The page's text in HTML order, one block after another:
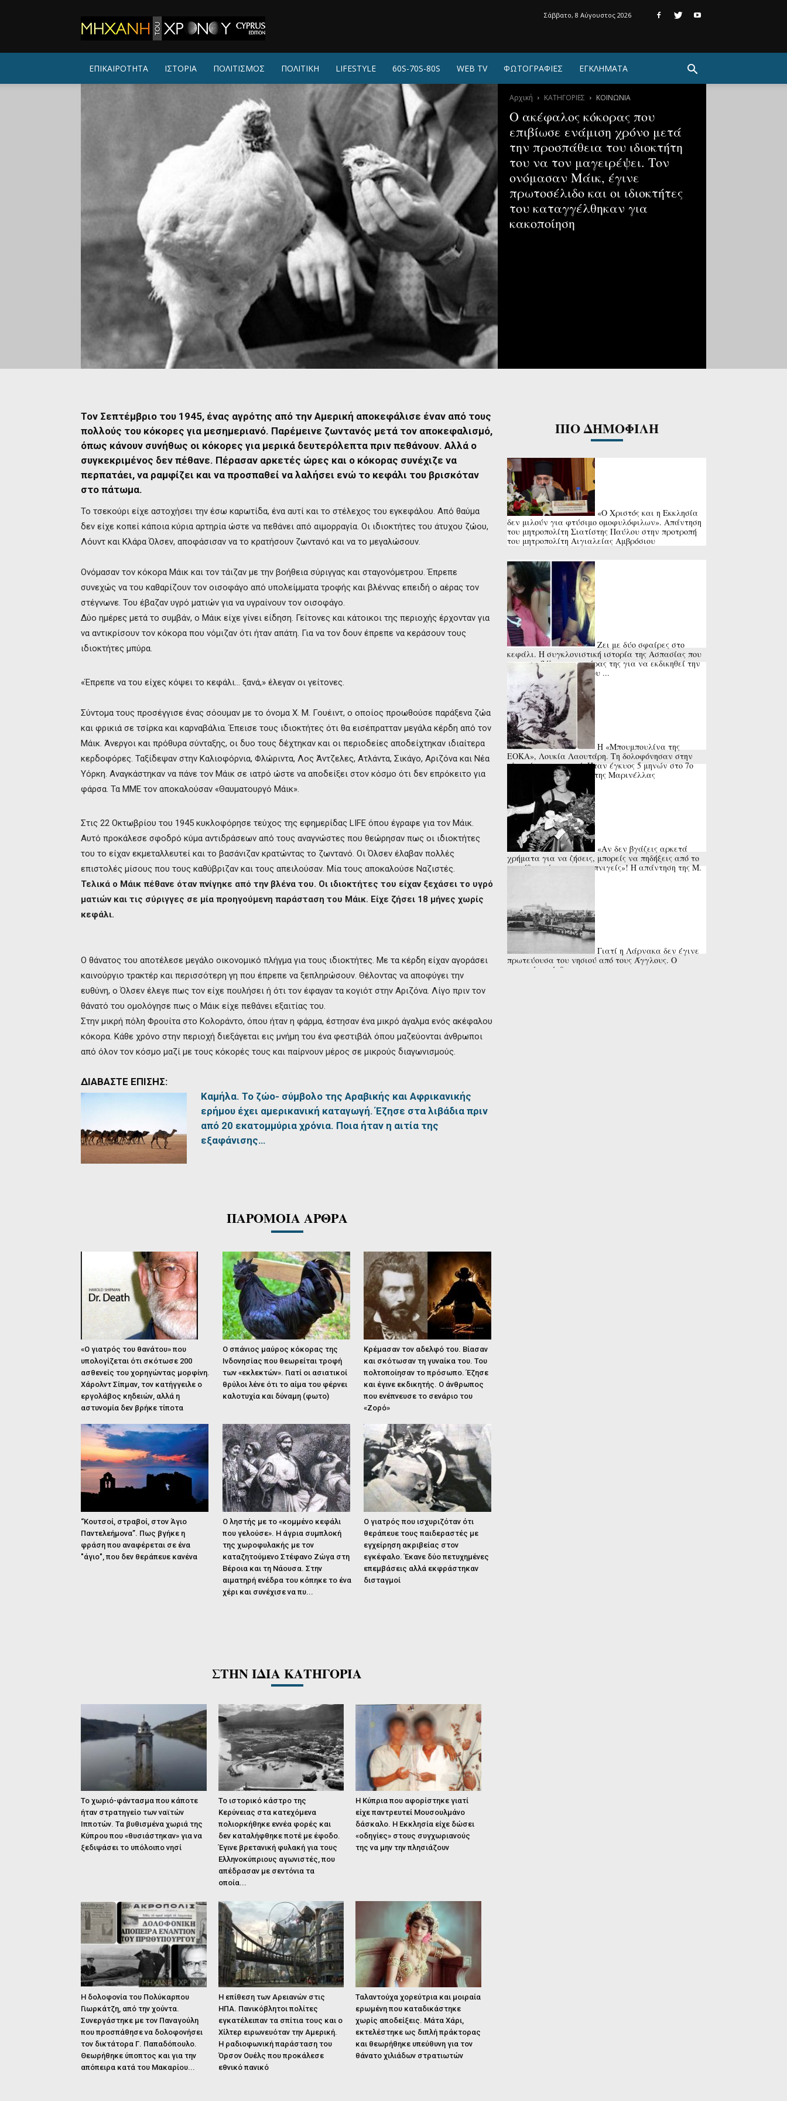
ΤΟΥ
ΧΡΟΝΟΥ
Σάββατο, 8 Αύγουστος 2026
ΕΠΙΚΑΙΡΟΤΗΤΑ ΙΣΤΟΡΙΑ ΠΟΛΙΤΙΣΜΟΣ ΠΟΛΙΤΙΚΗ LIFESTYLE 60S-70S-80S WEB TV ΦΩΤΟΓΡΑΦΙΕΣ ΕΓΚΛΗΜΑΤΑ
Αρχική ΚΑΤΗΓΟΡΙΕΣ ΚΟΙΝΩΝΙΑ
Ο ακέφαλος κόκορας που
επιβίωσε ενάμιση χρόνο μετά
την προσπάθεια του ιδιοκτήτη
του να τον μαγειρέψει. Τον
ονόμασαν Μάικ, έγινε
πρωτοσέλιδο και οι ιδιοκτήτες
του καταγγέλθηκαν για
κακοποίηση
Τον Σεπτέμβριο του 1945, ένας αγρότης από την Αμερική αποκεφάλισε έναν από τους
πολλούς του κόκορες για μεσημεριανό. Παρέμεινε ζωντανός μετά τον αποκεφαλισμό,
όπως κάνουν συνήθως οι κόκορες για μερικά δευτερόλεπτα πριν πεθάνουν. Αλλά ο
συγκεκριμένος δεν πέθανε. Πέρασαν αρκετές ώρες και ο κόκορας συνέχιζε να
περπατάει, να ραμφίζει και να προσπαθεί να λαλήσει ενώ το κεφάλι του βρισκόταν
στο πάτωμα.
Το τσεκούρι είχε αστοχήσει την έσω καρωτίδα, ένα αυτί και το στέλεχος του εγκεφάλου. Από θαύμα
δεν είχε κοπεί κάποια κύρια αρτηρία ώστε να πεθάνει από αιμορραγία. Οι ιδιοκτήτες του άτυχου ζώου,
Λόυντ και Κλάρα Όλσεν, αποφάσισαν να το κρατήσουν ζωντανό και να το μεγαλώσουν.
Ονόμασαν τον κόκορα Μάικ και τον τάιζαν με την βοήθεια σύριγγας και σταγονόμετρου. Έπρεπε
συνεχώς να του καθαρίζουν τον οισοφάγο από υπολείμματα τροφής και βλέννας επειδή ο αέρας τον
στέγνωνε. Του έβαζαν υγρό ματιών για να υγραίνουν τον οισοφάγο.
Δύο ημέρες μετά το συμβάν, ο Μάικ είχε γίνει είδηση. Γείτονες και κάτοικοι της περιοχής έρχονταν για
να αντικρίσουν τον κόκορα που νόμιζαν ότι ήταν απάτη. Για να τον δουν έπρεπε να κεράσουν τους
ιδιοκτήτες μπύρα.
«Έπρεπε να του είχες κόψει το κεφάλι… ξανά,» έλεγαν οι γείτονες.
Σύντομα τους προσέγγισε ένας σόουμαν με το όνομα Χ. Μ. Γουέιντ, ο οποίος προωθούσε παράξενα ζώα
και φρικιά σε τσίρκα και καρναβάλια. Έπεισε τους ιδιοκτήτες ότι θα εισέπρατταν μεγάλα κέρδη από τον
Μάικ. Άνεργοι και πρόθυρα σύνταξης, οι δυο τους δέχτηκαν και οι περιοδείες αποδείχτηκαν ιδιαίτερα
κερδοφόρες. Ταξίδεψαν στην Καλιοφόρνια, Φλώριντα, Λος Άντζελες, Ατλάντα, Σικάγο, Αριζόνα και Νέα
Υόρκη. Αναγκάστηκαν να πάνε τον Μάικ σε ιατρό ώστε να αποδείξει στον κόσμο ότι δεν επρόκειτο για
φάρσα. Τα ΜΜΕ τον αποκαλούσαν «Θαυματουργό Μάικ».
Στις 22 Οκτωβρίου του 1945 κυκλοφόρησε τεύχος της εφημερίδας LIFE όπου έγραφε για τον Μάικ.
Αυτό προκάλεσε σφοδρό κύμα αντιδράσεων από τους αναγνώστες που θεώρησαν πως οι ιδιοκτήτες
του το είχαν εκμεταλλευτεί και το βασάνιζαν κρατώντας το ζωντανό. Οι Όλσεν έλαβαν πολλές
επιστολές μίσους που τους καθύβριζαν και τους απειλούσαν. Μία τους αποκαλούσε Ναζιστές.
Τελικά ο Μάικ πέθανε όταν πνίγηκε από την βλένα του. Οι ιδιοκτήτες του είχαν ξεχάσει το υγρό
ματιών και τις σύριγγες σε μία προηγούμενη παράσταση του Μάικ. Είχε ζήσει 18 μήνες χωρίς
κεφάλι.
Ο θάνατος του αποτέλεσε μεγάλο οικονομικό πλήγμα για τους ιδιοκτήτες. Με τα κέρδη είχαν αγοράσει
καινούργιο τρακτέρ και περισσότερη γη που έπρεπε να ξεπληρώσουν. Θέλοντας να αποφύγει την
ευθύνη, ο Όλσεν έλεγε πως τον είχε πουλήσει ή ότι τον έφαγαν τα κογιότ στην Αριζόνα. Λίγο πριν τον
θάνατό του ομολόγησε πως ο Μάικ είχε πεθάνει εξαιτίας του.
Στην μικρή πόλη Φρουίτα στο Κολοράντο, όπου ήταν η φάρμα, έστησαν ένα μικρό άγαλμα ενός ακέφαλου
κόκορα. Κάθε χρόνο στην περιοχή διεξάγεται εις μνήμη του ένα φεστιβάλ όπου μαζεύονται άνθρωποι
από όλον τον κόσμο μαζί με τους κόκορές τους και παίρνουν μέρος σε μικρούς διαγωνισμούς.
ΔΙΑΒΑΣΤΕ ΕΠΙΣΗΣ:
Καμήλα. Το ζώο- σύμβολο της Αραβικής και Αφρικανικής
ερήμου έχει αμερικανική καταγωγή. Έζησε στα λιβάδια πριν
από 20 εκατομμύρια χρόνια. Ποια ήταν η αιτία της
εξαφάνισης…
ΠΑΡΟΜΟΙΑ ΑΡΘΡΑ
«Ο γιατρός του θανάτου» που
υπολογίζεται ότι σκότωσε 200
ασθενείς του χορηγώντας μορφίνη.
Χάρολντ Σίπμαν, τον κατήγγειλε ο
εργολάβος κηδειών, αλλά η
αστυνομία δεν βρήκε τίποτα
Ο σπάνιος μαύρος κόκορας της
Ινδονησίας που θεωρείται τροφή
των «εκλεκτών». Γιατί οι ασιατικοί
θρύλοι λένε ότι το αίμα του φέρνει
καλοτυχία και δύναμη (φωτο)
Κρέμασαν τον αδελφό του. Βίασαν
και σκότωσαν τη γυναίκα του. Του
πολτοποίησαν το πρόσωπο. Έζησε
και έγινε εκδικητής. Ο άνθρωπος
που ενέπνευσε το σενάριο του
«Ζορό»
“Κουτσοί, στραβοί, στον Άγιο
Παντελεήμονα”. Πως βγήκε η
φράση που αναφέρεται σε ένα
"άγιο", που δεν θεράπευε κανένα
Ο ληστής με το «κομμένο κεφάλι
που γελούσε». Η άγρια συμπλοκή
της χωροφυλακής με τον
καταζητούμενο Στέφανο Ζώγα στη
Βέροια και τη Νάουσα. Στην
αιματηρή ενέδρα του κόπηκε το ένα
χέρι και συνέχισε να πυ...
Ο γιατρός που ισχυριζόταν ότι
θεράπευε τους παιδεραστές με
εγχείρηση ακριβείας στον
εγκέφαλο. Έκανε δύο πετυχημένες
επεμβάσεις αλλά εκφράστηκαν
δισταγμοί
ΣΤΗΝ ΙΔΙΑ ΚΑΤΗΓΟΡΙΑ
Το χωριό-φάντασμα που κάποτε
ήταν στρατηγείο των ναϊτών
Ιπποτών. Τα βυθισμένα χωριά της
Κύπρου που «θυσιάστηκαν» για να
ξεδιψάσει το υπόλοιπο νησί
Το ιστορικό κάστρο της
Κερύνειας στα κατεχόμενα
πολιορκήθηκε εννέα φορές και
δεν καταλήφθηκε ποτέ με έφοδο.
Έγινε βρετανική φυλακή για τους
Ελληνοκύπριους αγωνιστές, που
απέδρασαν με σεντόνια τα
οποία...
Η Κύπρια που αφορίστηκε γιατί
είχε παντρευτεί Μουσουλμάνο
δάσκαλο. Η Εκκλησία είχε δώσει
«οδηγίες» στους συγχωριανούς
της να μην την πλησιάζουν
Η δολοφονία του Πολύκαρπου
Γιωρκάτζη, από την χούντα.
Συνεργάστηκε με τον Παναγούλη
που προσπάθησε να δολοφονήσει
τον δικτάτορα Γ. Παπαδόπουλο.
Θεωρήθηκε ύποπτος και για την
απόπειρα κατά του Μακαρίου...
Η επίθεση των Αρειανών στις
ΗΠΑ. Πανικόβλητοι πολίτες
εγκατέλειπαν τα σπίτια τους και ο
Χίλτερ ειρωνευόταν την Αμερική.
Η ραδιοφωνική παράσταση του
Όρσον Ουέλς που προκάλεσε
εθνικό πανικό
Ταλαντούχα χορεύτρια και μοιραία
ερωμένη που καταδικάστηκε
χωρίς αποδείξεις. Μάτα Χάρι,
εκτελέστηκε ως διπλή πράκτορας
και θεωρήθηκε υπεύθυνη για τον
θάνατο χιλιάδων στρατιωτών
ΠΙΟ ΔΗΜΟΦΙΛΗ
«Ο Χριστός και η Εκκλησία
δεν μιλούν για φτύσιμο ομοφυλόφιλων». Απάντηση
του μητροπολίτη Σιατίστης Παύλου στην προτροπή
του μητροπολίτη Αιγιαλείας Αμβρόσιου
Ζει με δύο σφαίρες στο
κεφάλι. Η συγκλονιστική ιστορία της Ασπασίας που
την πυροβόλησε ο πατέρας της για να εκδικηθεί την
εν διαστάσει σύζυγό του ...
Η «Μπουμπουλίνα της
ΕΟΚΑ», Λουκία Λαουτάρη. Τη δολοφόνησαν στην
πλατεία του χωριού. Ήταν έγκυος 5 μηνών στο 7ο
παιδί της. Το τραγούδι της Μαρινέλλας
«Αν δεν βγάζεις αρκετά
χρήματα για να ζήσεις, μπορείς να πηδήξεις από το
παράθυρο ή να πας να πνιγείς»! Η απάντηση της Μ.
Γιατί η Λάρνακα δεν έγινε
πρωτεύουσα του νησιού από τους Άγγλους. Ο
«μοιραίος» άνθρωπος